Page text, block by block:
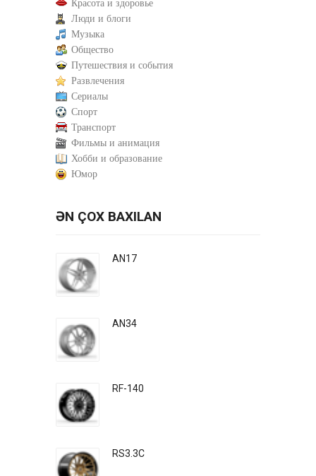
Красота и здоровье
Люди и блоги
Музыка
Общество
Путешествия и события
Развлечения
Сериалы
Спорт
Транспорт
Фильмы и анимация
Хобби и образование
Юмор
ƏN ÇOX BAXILAN
AN17
AN34
RF-140
RS3.3C